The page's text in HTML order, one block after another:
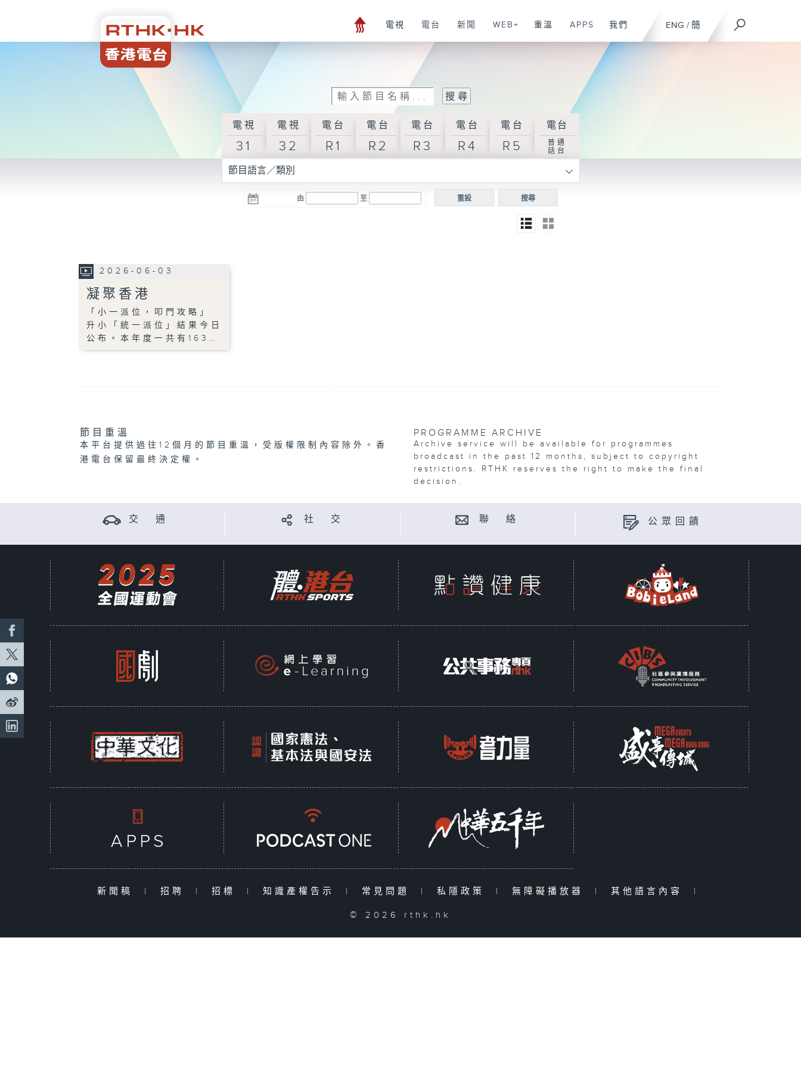
ENG / 簡
電視 電台 新聞 WEB+ 重溫 APPS 我們
電視
31
電視
32
電台
R1
電台
R2
電台
R3
電台
R4
電台
R5
電台
普通
話台
節目語言／類別
由 至 搜尋
重設
2026-06-03
凝聚香港
「小一派位，叩門攻略」
升小「統一派位」結果今日
公布。本年度一共有163…
節目重溫
本平台提供過往12個月的節目重溫，受版權限制內容除外。香
港電台保留最終決定權。
PROGRAMME ARCHIVE
Archive service will be available for programmes
broadcast in the past 12 months, subject to copyright
restrictions. RTHK reserves the right to make the final
decision.
交 通 社 交 聯 絡 公眾回饋
新聞稿 | 招聘 | 招標 | 知識產權告示 | 常見問題 | 私隱政策 | 無障礙播放器 | 其他語言內容 |
© 2026 rthk.hk